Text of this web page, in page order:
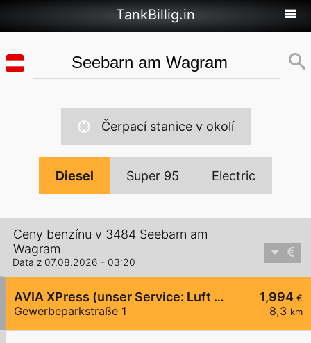
TankBillig.in
Čerpací stanice v okolí
Diesel Super 95 Electric
Ceny benzínu v 3484 Seebarn am
Wagram
Data z 07.08.2026 - 03:20
1,994 €
8,3 km
AVIA XPress (unser Service: Luft und Wasser)
Gewerbeparkstraße 1